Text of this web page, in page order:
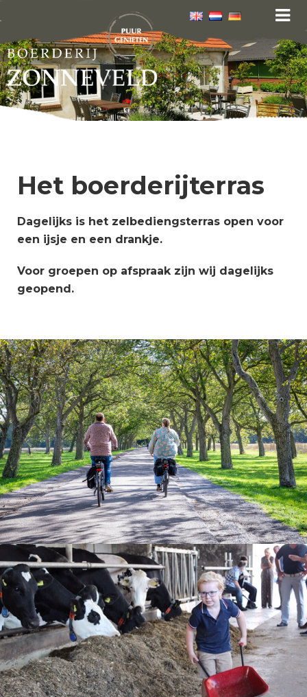
Het boerderijterras
Dagelijks is het zelbediengsterras open voor
een ijsje en een drankje.
Voor groepen op afspraak zijn wij dagelijks
geopend.